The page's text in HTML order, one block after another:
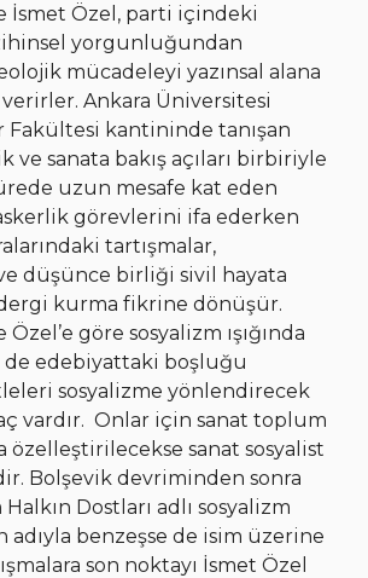
İsmet Özel, parti içindeki
yorgunluğundan
mücadeleyi yazınsal alana
verirler. Ankara Üniversitesi
Fakültesi kantininde tanışan
sanata bakış açıları birbiriyle
uzun mesafe kat eden
görevlerini ifa ederken
tartışmalar,
düşünce birliği sivil hayata
kurma fikrine dönüşür.
göre sosyalizm ışığında
edebiyattaki boşluğu
sosyalizme yönlendirecek
vardır. Onlar için sanat toplum
özelleştirilecekse sanat sosyalist
Bolşevik devriminden sonra
Halkın Dostları adlı sosyalizm
adıyla benzeşse de isim üzerine
son noktayı İsmet Özel